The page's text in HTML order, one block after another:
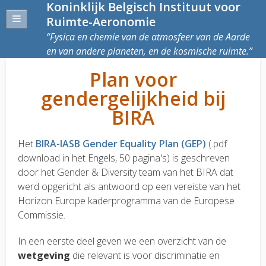
Koninklijk Belgisch Instituut voor
Ruimte-Aeronomie
Fysica en chemie van de atmosfeer van de Aarde
en van andere planeten, en de kosmische ruimte.
Plan voor
gendergelijkheid bij
BIRA
Het BIRA-IASB Gender Equality Plan (GEP) (.pdf
download in het Engels, 50 pagina's) is geschreven
door het Gender & Diversity team van het BIRA dat
werd opgericht als antwoord op een vereiste van het
Horizon Europe kaderprogramma van de Europese
Commissie.
In een eerste deel geven we een overzicht van de
wetgeving die relevant is voor discriminatie en